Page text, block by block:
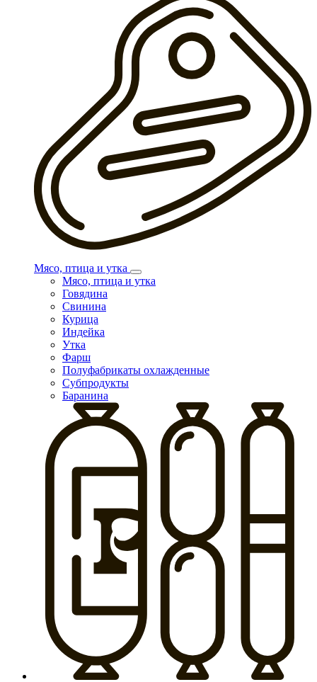
Мясо, птица и утка
Мясо, птица и утка
Говядина
Свинина
Курица
Индейка
Утка
Фарш
Полуфабрикаты охлажденные
Субпродукты
Баранина